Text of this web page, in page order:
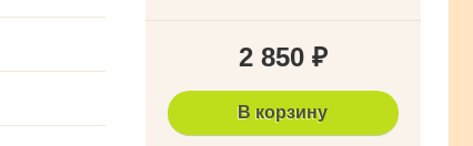
2 850₽
В корзину